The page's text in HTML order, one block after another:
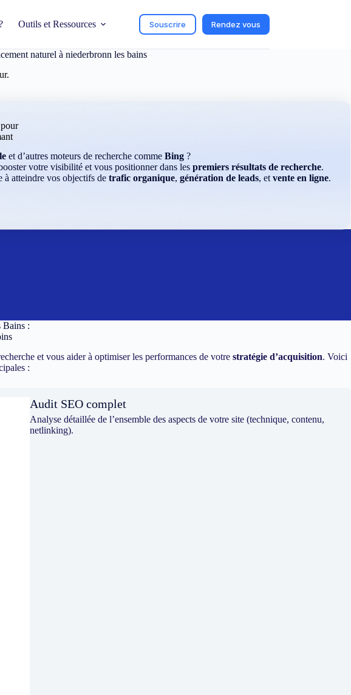
Outils et Ressources Souscrire Rendez vous
naturel à niederbronn les bains
et d’autres moteurs de recherche comme Bing ?
votre visibilité et vous positionner dans les premiers résultats de recherche.
à atteindre vos objectifs de trafic organique, génération de leads, et vente en ligne.
Bains :
et vous aider à optimiser les performances de votre stratégie d’acquisition. Voici
:
Audit SEO complet
Analyse détaillée de l’ensemble des aspects de votre site (technique, contenu,
netlinking).